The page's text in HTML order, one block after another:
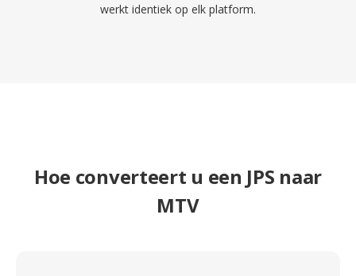
werkt identiek op elk platform.
Hoe converteert u een JPS naar
MTV